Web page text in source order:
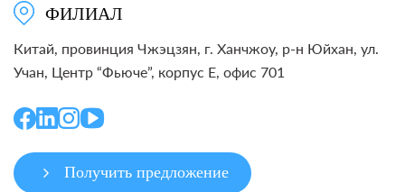
ФИЛИАЛ
Китай, провинция Чжэцзян, г. Ханчжоу, р-н Юйхан, ул.
Учан, Центр “Фьюче”, корпус E, офис 701
Получить предложение